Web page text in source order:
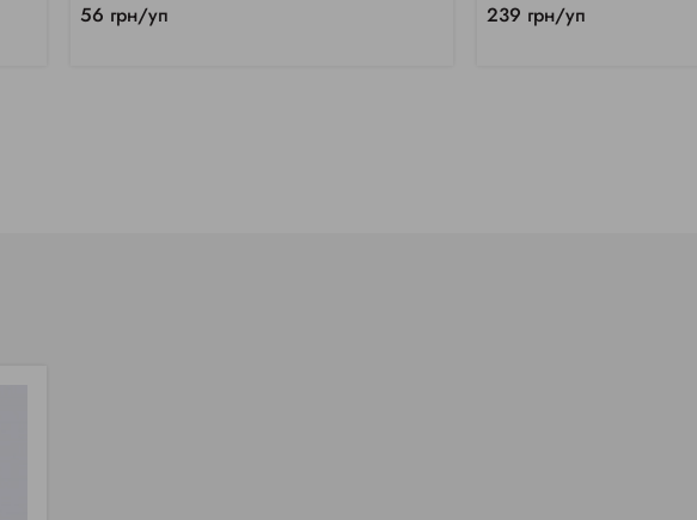
56 грн/уп 239 грн/уп